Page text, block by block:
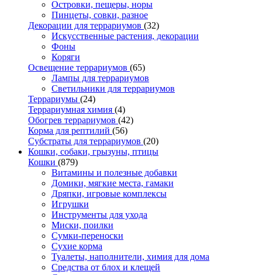
Островки, пещеры, норы
Пинцеты, совки, разное
Декорации для террариумов (32)
Искусственные растения, декорации
Фоны
Коряги
Освещение террариумов (65)
Лампы для террариумов
Светильники для террариумов
Террариумы (24)
Террариумная химия (4)
Обогрев террариумов (42)
Корма для рептилий (56)
Субстраты для террариумов (20)
Кошки, собаки, грызуны, птицы
Кошки (879)
Витамины и полезные добавки
Домики, мягкие места, гамаки
Дряпки, игровые комплексы
Игрушки
Инструменты для ухода
Миски, поилки
Сумки-переноски
Сухие корма
Туалеты, наполнители, химия для дома
Средства от блох и клещей